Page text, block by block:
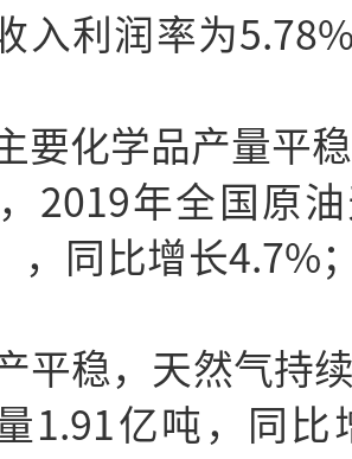
入利润率为
要化学品产量平
2019年全国原
，同比增长4.7%
平稳，天然气持
1.91亿吨，同